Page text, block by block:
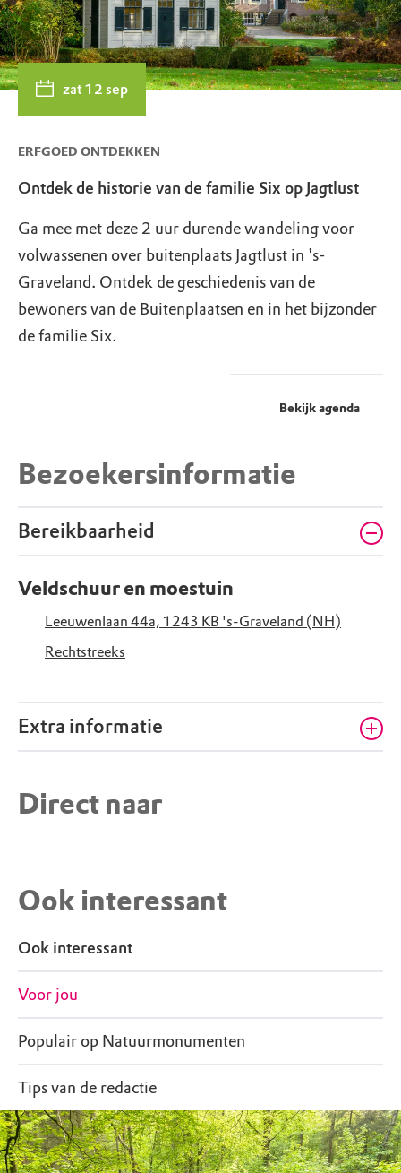
zat 12 sep
ERFGOED ONTDEKKEN
Ontdek de historie van de familie Six op Jagtlust
Ga mee met deze 2 uur durende wandeling voor
volwassenen over buitenplaats Jagtlust in 's-
Graveland. Ontdek de geschiedenis van de
bewoners van de Buitenplaatsen en in het bijzonder
de familie Six.
Bekijk agenda
Bezoekersinformatie
Bereikbaarheid
Veldschuur en moestuin
Leeuwenlaan 44a, 1243 KB 's-Graveland (NH)
Rechtstreeks
Extra informatie
Bezoekerscentrum Gooi en Vechtstreek in 's-
Direct naar
Ook interessant
Ook interessant
Voor jou
Populair op Natuurmonumenten
Tips van de redactie